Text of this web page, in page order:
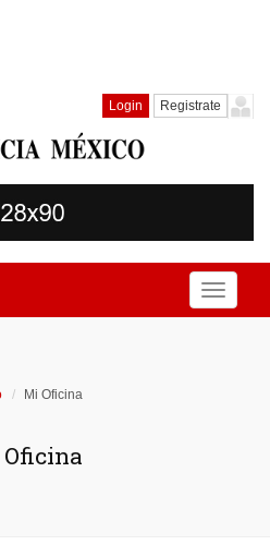
Login Registrate
Toggle
Mi Oficina